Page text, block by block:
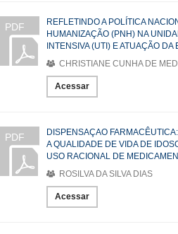
PDF
REFLETINDO A POLÍTICA
HUMANIZAÇÃO (PNH) NA
INTENSIVA (UTI) E ATUAÇÃO DA
CHRISTIANE CUNHA DE
Acessar
PDF
DISPENSAÇAO
A QUALIDADE DE VIDA DE
USO RACIONAL DE
ROSILVA DA SILVA DIAS
Acessar